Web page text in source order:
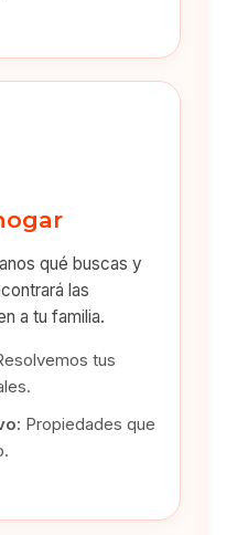
qué buscas y
las
a tu familia.
tus
Propiedades que